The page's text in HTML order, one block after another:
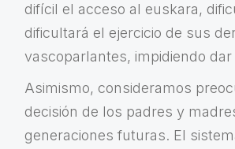
difícil el acceso al euskara,
dificultará el ejercicio de sus
vascoparlantes, impidiendo
Asimismo, consideramos
decisión de los padres y
generaciones futuras. El